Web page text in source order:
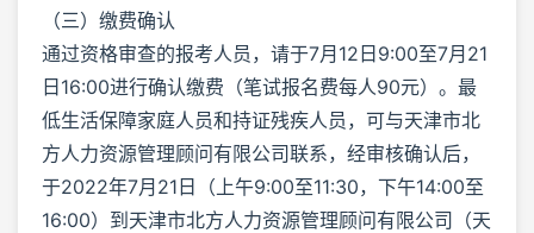
（三）缴费确认
通过资格审查的报考人员，请于7月12日9:00至7月21
日16:00进行确认缴费（笔试报名费每人90元）。最
低生活保障家庭人员和持证残疾人员，可与天津市北
方人力资源管理顾问有限公司联系，经审核确认后，
于2022年7月21日（上午9:00至11:30，下午14:00至
16:00）到天津市北方人力资源管理顾问有限公司（天